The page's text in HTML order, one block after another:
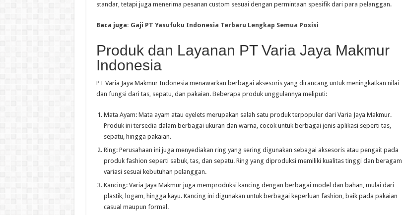
standar, tetapi juga menerima pesanan custom sesuai dengan permintaan spesifik dari para pelanggan.
Baca juga: Gaji PT Yasufuku Indonesia Terbaru Lengkap Semua Posisi
Produk dan Layanan PT Varia Jaya Makmur
Indonesia
PT Varia Jaya Makmur Indonesia menawarkan berbagai aksesoris yang dirancang untuk meningkatkan nilai
dan fungsi dari tas, sepatu, dan pakaian. Beberapa produk unggulannya meliputi:
Mata Ayam: Mata ayam atau eyelets merupakan salah satu produk terpopuler dari Varia Jaya Makmur.
Produk ini tersedia dalam berbagai ukuran dan warna, cocok untuk berbagai jenis aplikasi seperti tas,
sepatu, hingga pakaian.
Ring: Perusahaan ini juga menyediakan ring yang sering digunakan sebagai aksesoris atau pengait pada
produk fashion seperti sabuk, tas, dan sepatu. Ring yang diproduksi memiliki kualitas tinggi dan beragam
variasi sesuai kebutuhan pelanggan.
Kancing: Varia Jaya Makmur juga memproduksi kancing dengan berbagai model dan bahan, mulai dari
plastik, logam, hingga kayu. Kancing ini digunakan untuk berbagai keperluan fashion, baik pada pakaian
casual maupun formal.